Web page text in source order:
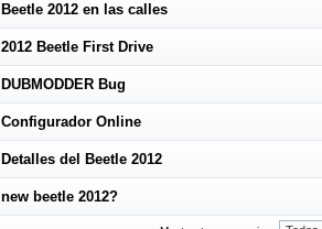
Beetle 2012 en las calles
2012 Beetle First Drive
DUBMODDER Bug
Configurador Online
Detalles del Beetle 2012
new beetle 2012?